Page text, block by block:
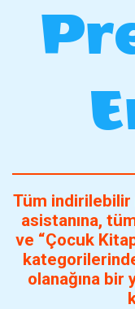
Tüm
asistanına,
ve “Çocuk
olanağına bir